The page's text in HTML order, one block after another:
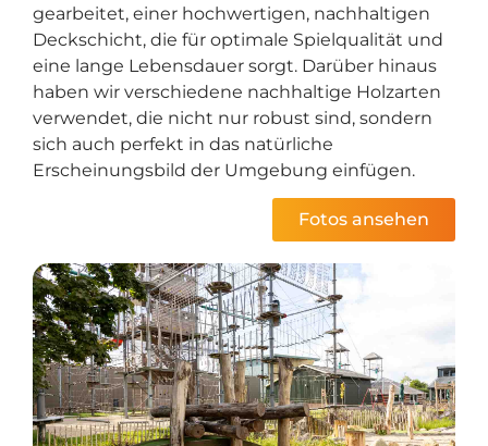
gearbeitet, einer hochwertigen, nachhaltigen
Deckschicht, die für optimale Spielqualität und
eine lange Lebensdauer sorgt. Darüber hinaus
haben wir verschiedene nachhaltige Holzarten
verwendet, die nicht nur robust sind, sondern
sich auch perfekt in das natürliche
Erscheinungsbild der Umgebung einfügen.
Fotos ansehen